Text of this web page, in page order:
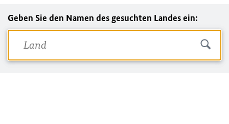
Geben Sie den Namen des gesuchten Landes ein: